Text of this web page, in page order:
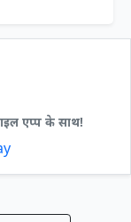
एप्प के साथ!